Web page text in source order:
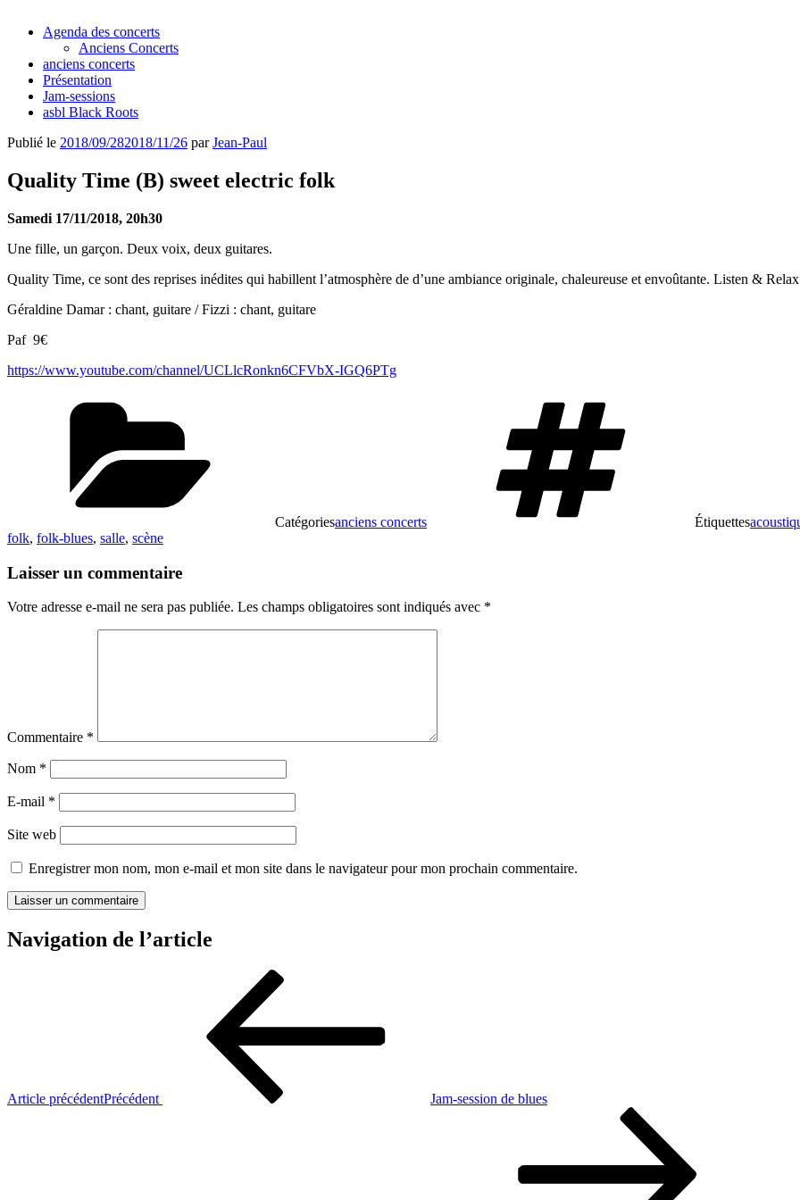
Agenda des concerts
Anciens Concerts
anciens concerts
Présentation
Jam-sessions
asbl Black Roots
Publié le 2018/09/282018/11/26 parJean-Paul
Quality Time (B) sweet electric folk
Samedi 17/11/2018, 20h30
Une fille, un garçon. Deux voix, deux guitares.
Quality Time, ce sont des reprises inédites qui habillent l’atmosphère de d’une ambiance originale, chaleureuse et envoûtante. Listen &
Géraldine Damar : chant, guitare / Fizzi : chant, guitare
Paf 9€
https://www.youtube.com/channel/UCLlcRonkn6CFVbX-IGQ6PTg
Catégoriesanciens concerts Étiquettes
folk, folk-blues, salle, scène
Laisser un commentaire
Votre adresse e-mail ne sera pas publiée. Les champs obligatoires sont indiqués avec *
Commentaire *
Nom *
E-mail *
Site web
Enregistrer mon nom, mon e-mail et mon site dans le navigateur pour mon prochain commentaire.
Navigation de l’article
Article précédentPrécédent Jam-session de blues